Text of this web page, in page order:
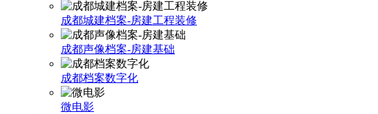
成都城建档案-房建工程装修
成都声像档案-房建基础
成都档案数字化
微电影